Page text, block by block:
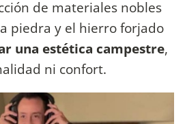
de materiales nobles
piedra y el hierro forjado
una estética campestre,
ni confort.